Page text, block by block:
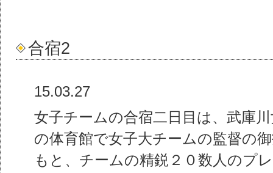
合宿2
15.03.27
女子チームの合宿二日目は、武庫
の体育館で女子大チームの監督の
もと、チームの精鋭２０数人のプ